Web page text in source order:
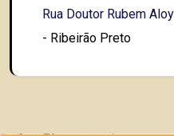
Rua Doutor Rubem
- Ribeirão Preto